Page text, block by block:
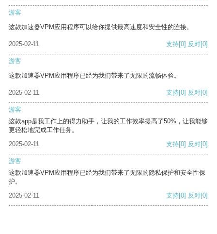
游客
这款加速器VPM应用程序可以给你提供最高速度和安全性的连接。
2025-02-11 支持[0] 反对[0]
游客
这款加速器VPM应用程序已经为我们带来了无限的流畅体验。
2025-02-11 支持[0] 反对[0]
游客
这款app是我工作上的得力助手，让我的工作效率提高了50%，让我能够
更轻松地完成工作任务。
2025-02-11
支持[0] 反对[0]
游客
这款加速器VPM应用程序已经为我们带来了无限的隐私保护和安全性保
护。
2025-02-11
支持[0] 反对[0]